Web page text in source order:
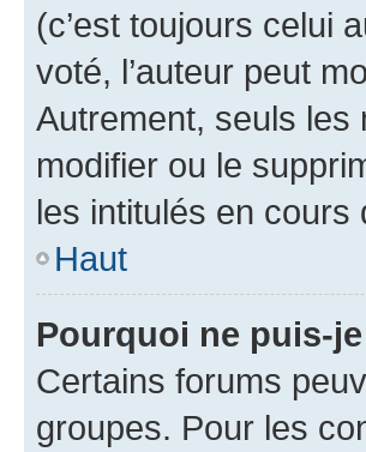
(c’est toujours celui
voté, l’auteur peut
Autrement, seuls les
modifier ou le
les intitulés en cours
Haut
Pourquoi ne puis-
Certains forums
groupes. Pour les